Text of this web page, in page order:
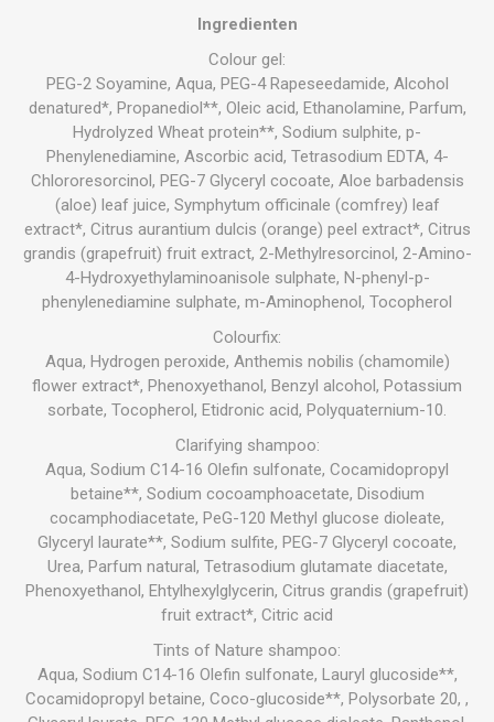
Ingredienten
Colour gel:
PEG-2 Soyamine, Aqua, PEG-4 Rapeseedamide, Alcohol
denatured*, Propanediol**, Oleic acid, Ethanolamine, Parfum,
Hydrolyzed Wheat protein**, Sodium sulphite, p-
Phenylenediamine, Ascorbic acid, Tetrasodium EDTA, 4-
Chlororesorcinol, PEG-7 Glyceryl cocoate, Aloe barbadensis
(aloe) leaf juice, Symphytum officinale (comfrey) leaf
extract*, Citrus aurantium dulcis (orange) peel extract*, Citrus
grandis (grapefruit) fruit extract, 2-Methylresorcinol, 2-Amino-
4-Hydroxyethylaminoanisole sulphate, N-phenyl-p-
phenylenediamine sulphate, m-Aminophenol, Tocopherol
Colourfix:
Aqua, Hydrogen peroxide, Anthemis nobilis (chamomile)
flower extract*, Phenoxyethanol, Benzyl alcohol, Potassium
sorbate, Tocopherol, Etidronic acid, Polyquaternium-10.
Clarifying shampoo:
Aqua, Sodium C14-16 Olefin sulfonate, Cocamidopropyl
betaine**, Sodium cocoamphoacetate, Disodium
cocamphodiacetate, PeG-120 Methyl glucose dioleate,
Glyceryl laurate**, Sodium sulfite, PEG-7 Glyceryl cocoate,
Urea, Parfum natural, Tetrasodium glutamate diacetate,
Phenoxyethanol, Ehtylhexylglycerin, Citrus grandis (grapefruit)
fruit extract*, Citric acid
Tints of Nature shampoo:
Aqua, Sodium C14-16 Olefin sulfonate, Lauryl glucoside**,
Cocamidopropyl betaine, Coco-glucoside**, Polysorbate 20, ,